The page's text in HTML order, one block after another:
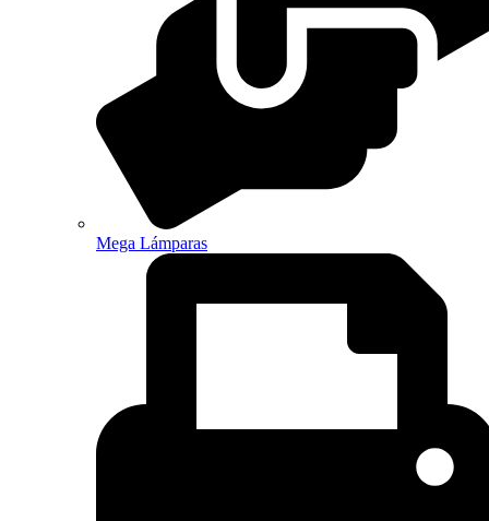
Mega Lámparas